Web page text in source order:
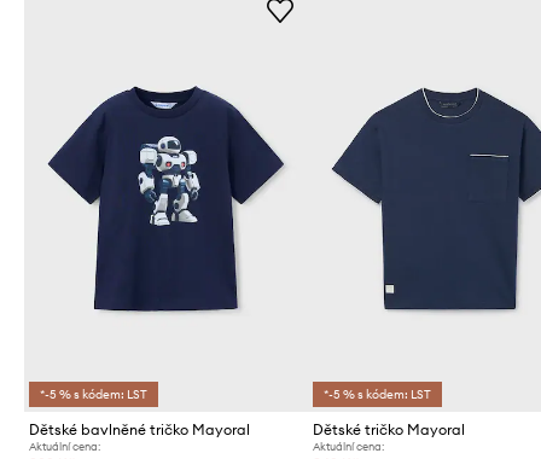
*-5 % s kódem: LST
Dětské bavlněné tričko Mayoral
Aktuální cena:
*-5 % s kódem: LST
Dětské tričko Mayoral
Aktuální cena: